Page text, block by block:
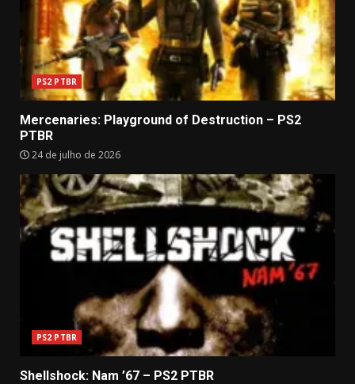
PS2 PTBR
Mercenaries: Playground of Destruction – PS2
PTBR
24 de julho de 2026
PS2 PTBR
Shellshock: Nam ’67 – PS2 PTBR